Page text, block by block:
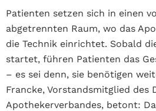
Patienten setzen sich in einen
abgetrennten Raum, wo das
die Technik einrichtet. Sobald
startet, führen Patienten das
– es sei denn, sie benötigen
Francke, Vorstandsmitglied des
Apothekerverbandes, betont: